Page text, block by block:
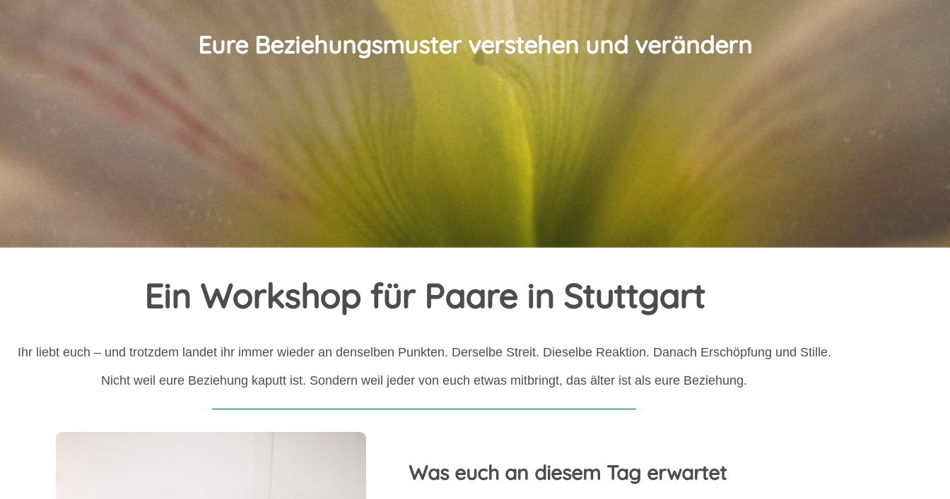
Eure Beziehungsmuster verstehen und verändern
Ein Workshop für Paare in Stuttgart
Ihr liebt euch – und trotzdem landet ihr immer wieder an denselben Punkten. Derselbe Streit. Dieselbe Reaktion. Danach Erschöpfung und Stille.
Nicht weil eure Beziehung kaputt ist. Sondern weil jeder von euch etwas mitbringt, das älter ist als eure Beziehung.
Was euch an diesem Tag erwartet